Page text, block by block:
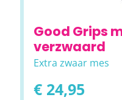
Good Grips
verzwaard
Extra zwaar mes
€ 24,95